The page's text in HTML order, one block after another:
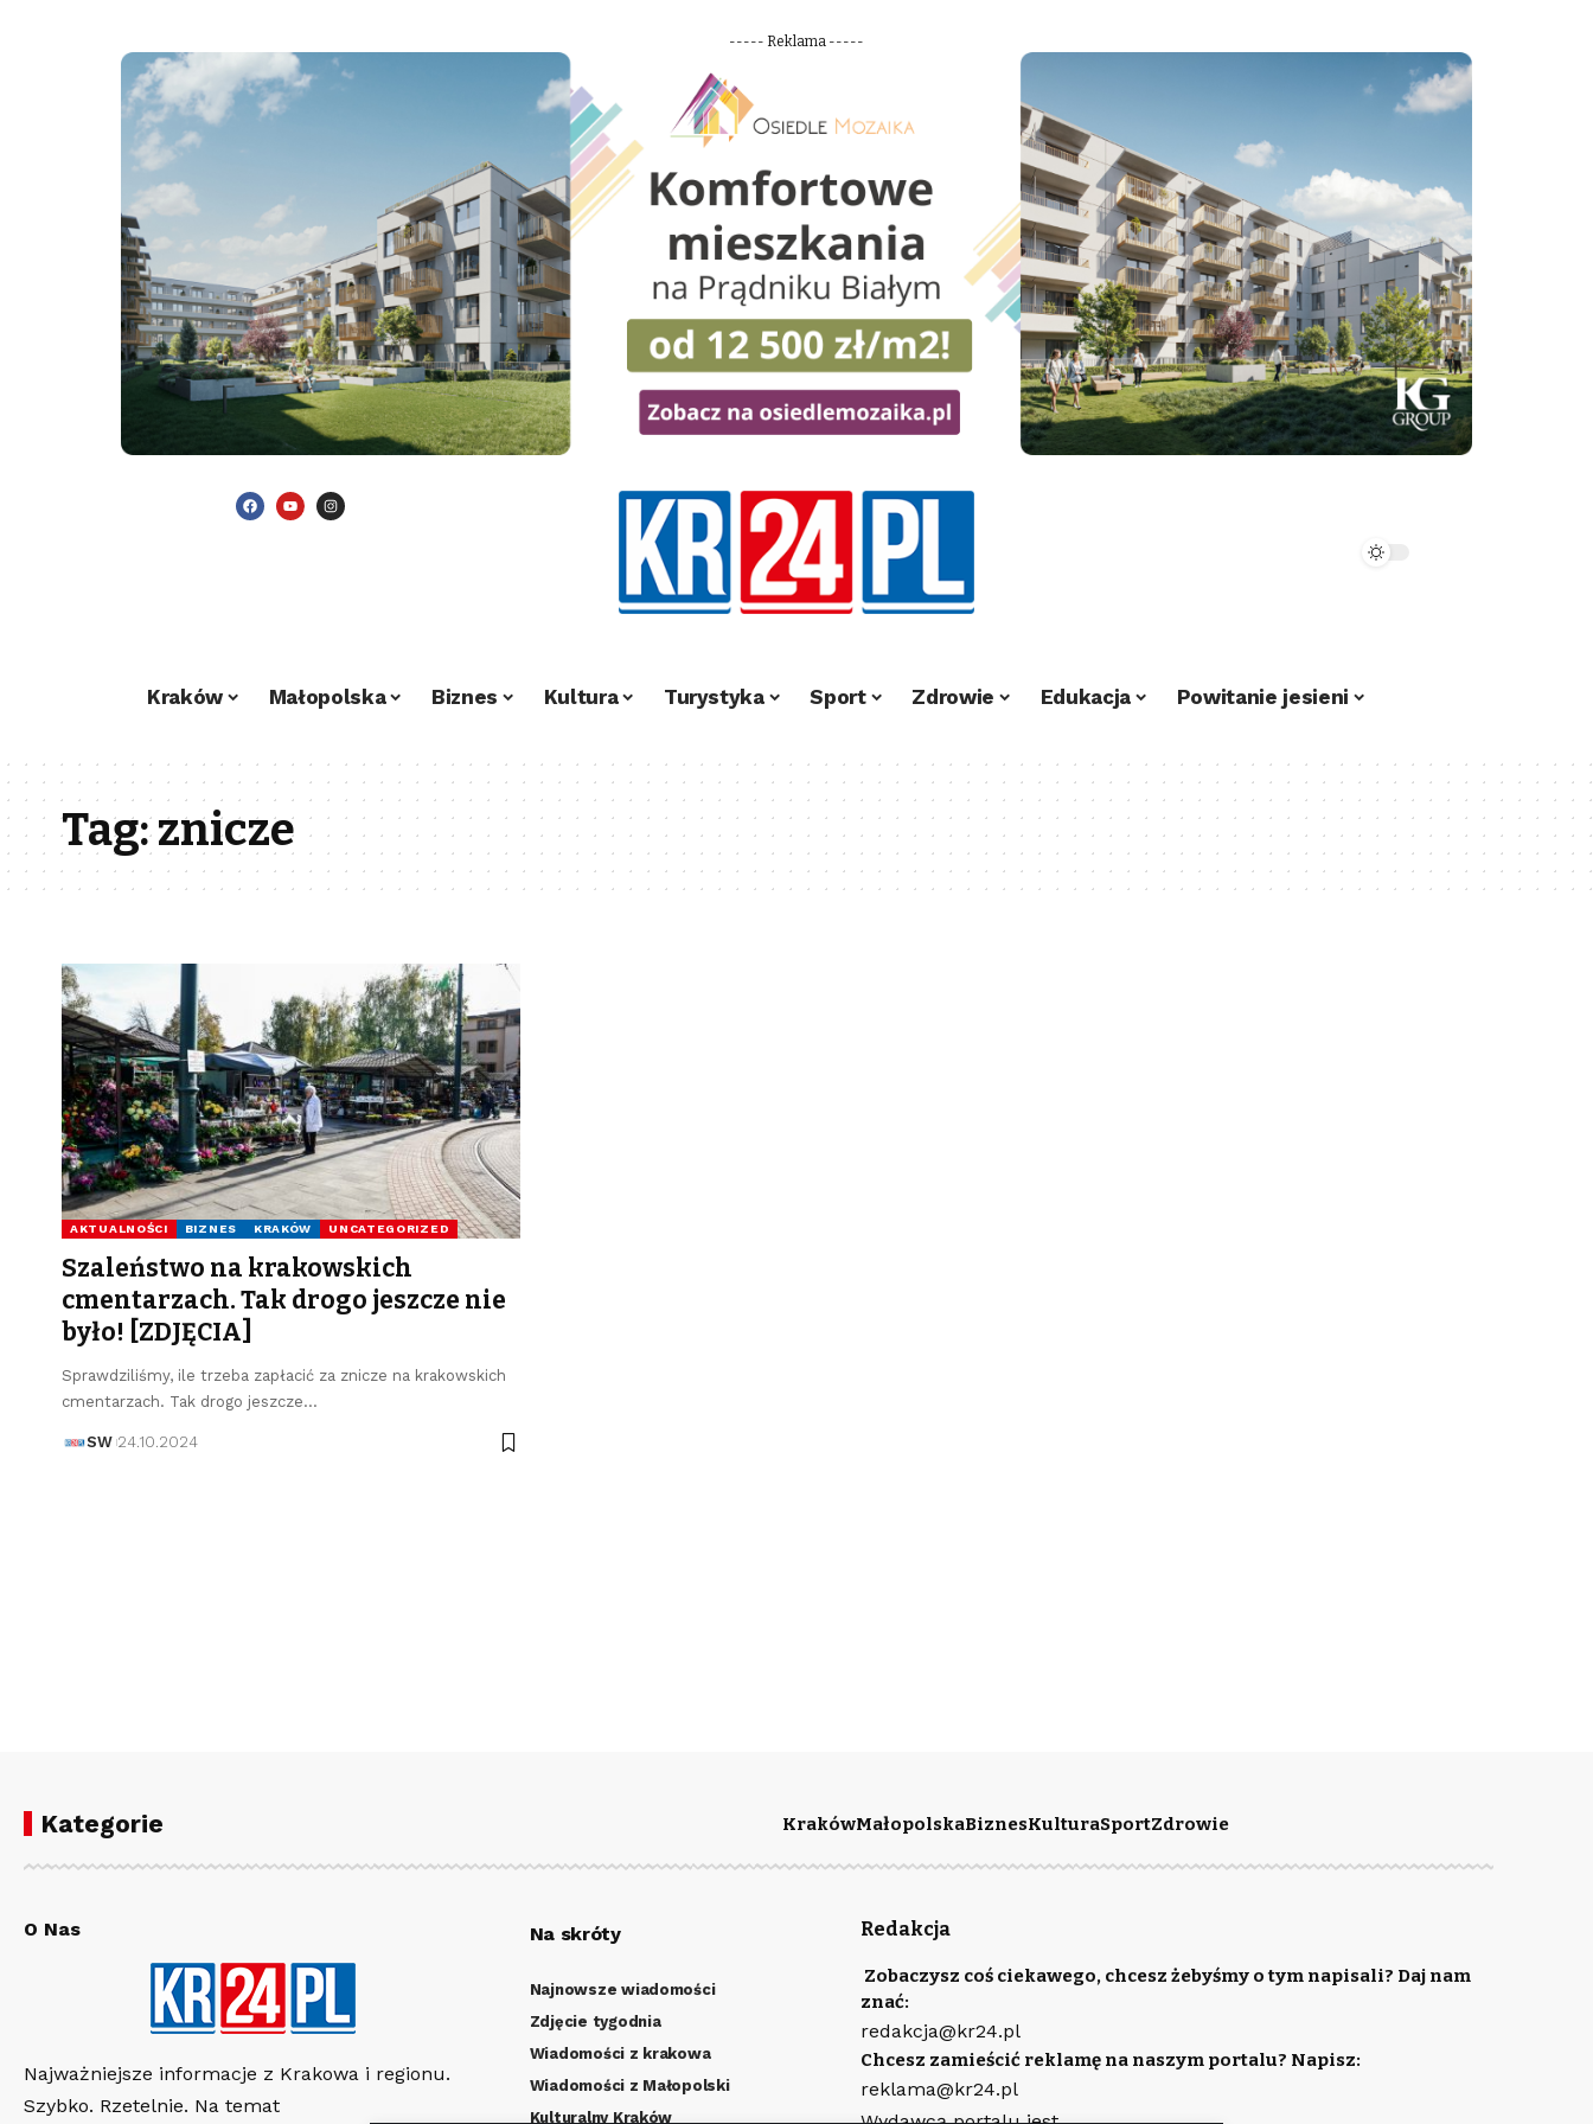
----- Reklama -----
Kraków Małopolska Biznes Kultura Turystyka Sport Zdrowie Edukacja Powitanie jesieni
Tag:znicze
AKTUALNOŚCI BIZNES KRAKÓW UNCATEGORIZED
Szaleństwo na krakowskich
cmentarzach. Tak drogo jeszcze nie
było! [ZDJĘCIA]
Sprawdziliśmy, ile trzeba zapłacić za znicze na krakowskich
cmentarzach. Tak drogo jeszcze…
SW 24.10.2024
Kategorie KrakówMałopolskaBiznesKulturaSportZdrowie
O Nas
Najważniejsze informacje z Krakowa i regionu.
Szybko. Rzetelnie. Na temat
Na skróty
Najnowsze wiadomości
Zdjęcie tygodnia
Wiadomości z krakowa
Wiadomości z Małopolski
Kulturalny Kraków
Redakcja
Zobaczysz coś ciekawego, chcesz żebyśmy o tym napisali? Daj nam
znać:
redakcja@kr24.pl
Chcesz zamieścić reklamę na naszym portalu? Napisz:
reklama@kr24.pl